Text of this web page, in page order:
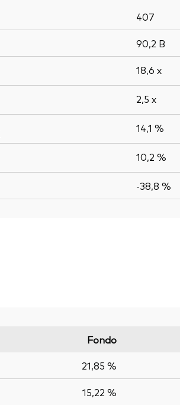
407
90,2 B
18,6 x
2,5 x
14,1 %
10,2 %
-38,8 %
Fondo
21,85 %
15,22 %